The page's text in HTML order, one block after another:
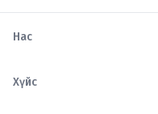
Нас
Хүйс